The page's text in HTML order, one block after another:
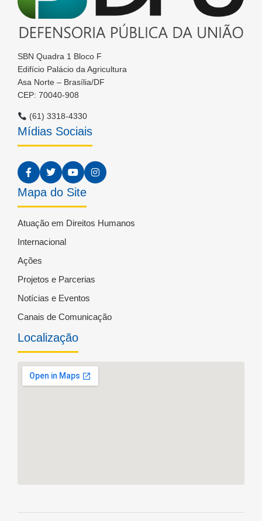
SBN Quadra 1 Bloco F
Edifício Palácio da Agricultura
Asa Norte – Brasília/DF
CEP: 70040-908
(61) 3318-4330
Mídias Sociais
Mapa do Site
Atuação em Direitos Humanos
Internacional
Ações
Projetos e Parcerias
Notícias e Eventos
Canais de Comunicação
Localização